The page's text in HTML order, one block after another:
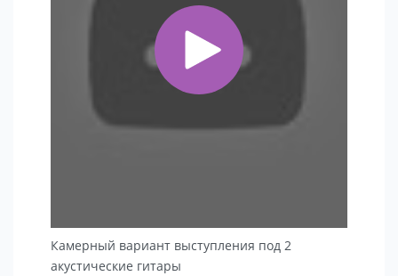
Камерный вариант выступления под 2
акустические гитары